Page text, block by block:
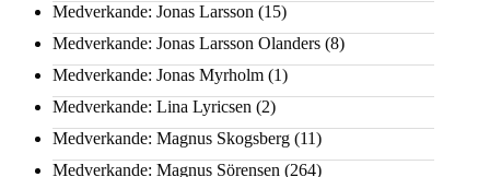
Medverkande: Jonas Larsson (15)
Medverkande: Jonas Larsson Olanders (8)
Medverkande: Jonas Myrholm (1)
Medverkande: Lina Lyricsen (2)
Medverkande: Magnus Skogsberg (11)
Medverkande: Magnus Sörensen (264)